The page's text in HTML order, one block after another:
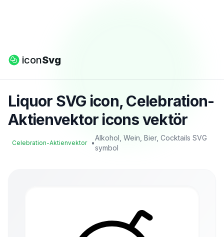
iconSvg
Liquor SVG icon, Celebration-
Aktienvektor icons vektör
Celebration-Aktienvektor •
Alkohol, Wein, Bier, Cocktails SVG
symbol